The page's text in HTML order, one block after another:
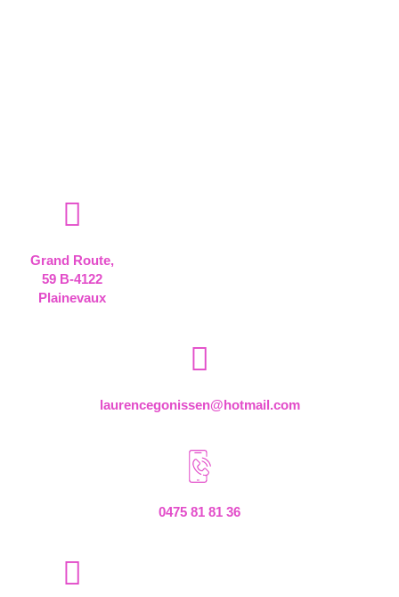
Grand Route,
59 B-4122
Plainevaux
laurencegonissen@hotmail.com
0475 81 81 36